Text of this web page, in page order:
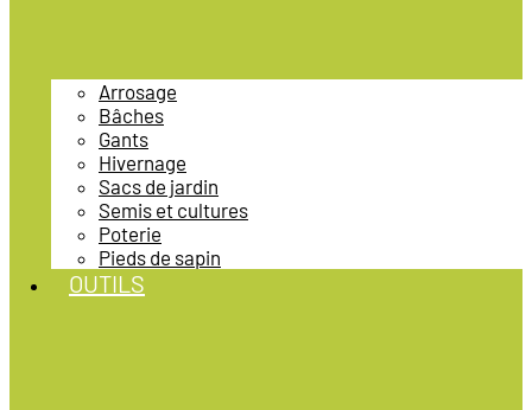
Arrosage
Bâches
Gants
Hivernage
Sacs de jardin
Semis et cultures
Poterie
Pieds de sapin
OUTILS